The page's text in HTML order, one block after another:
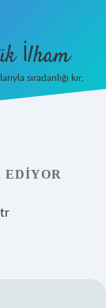
İlham
sıradanlığı kır.
EDIYOR